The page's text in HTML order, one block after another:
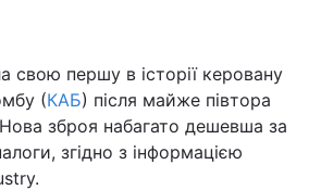
свою першу в історії керовану
(КАБ) після майже півтора
зброя набагато дешевша за
згідно з інформацією